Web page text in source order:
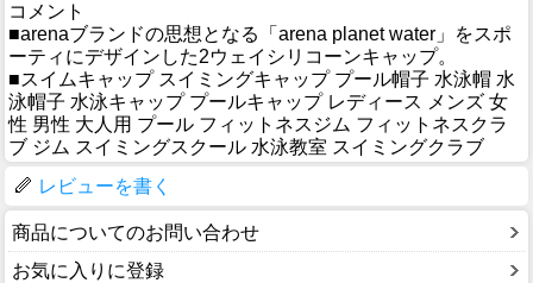
コメント
■arenaブランドの思想となる「arena planet water」をスポ
ーティにデザインした2ウェイシリコーンキャップ。
■スイムキャップ スイミングキャップ プール帽子 水泳帽 水
泳帽子 水泳キャップ プールキャップ レディース メンズ 女
性 男性 大人用 プール フィットネスジム フィットネスクラ
ブ ジム スイミングスクール 水泳教室 スイミングクラブ
レビューを書く
商品についてのお問い合わせ
お気に入りに登録